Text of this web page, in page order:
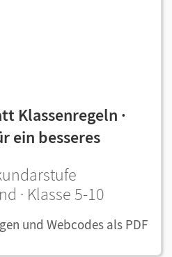
Klassenregeln ·
ein besseres
· Klasse 5-10
und Webcodes als PDF